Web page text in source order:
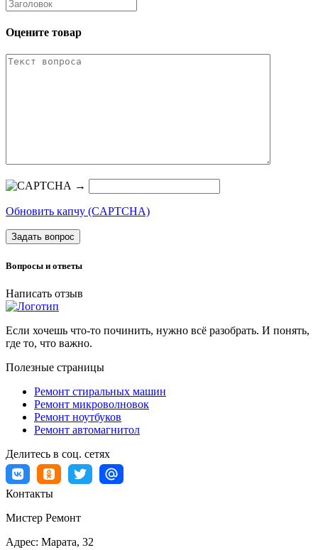
Оцените товар
→
Обновить капчу (CAPTCHA)
Задать вопрос
Вопросы и ответы
Написать отзыв
Если хочешь что-то починить, нужно всё разобрать. И понять,
где то, что важно.
Полезные страницы
Ремонт стиральных машин
Ремонт микроволновок
Ремонт ноутбуков
Ремонт автомагнитол
Делитесь в соц. сетях
Контакты
Мистер Ремонт
Адрес: Марата, 32